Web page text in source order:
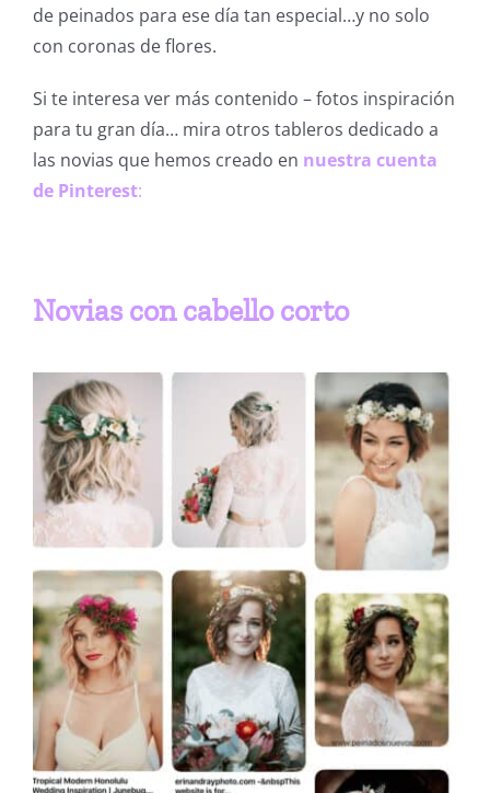
de peinados para ese día tan especial…y no solo
con coronas de flores.
Si te interesa ver más contenido – fotos inspiración
para tu gran día… mira otros tableros dedicado a
las novias que hemos creado en nuestra cuenta
de Pinterest:
Novias con cabello corto